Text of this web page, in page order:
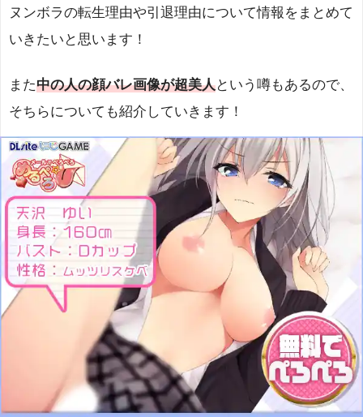
ヌンボラの転生理由や引退理由について情報をまとめて
いきたいと思います！
また中の人の顔バレ画像が超美人という噂もあるので、
そちらについても紹介していきます！